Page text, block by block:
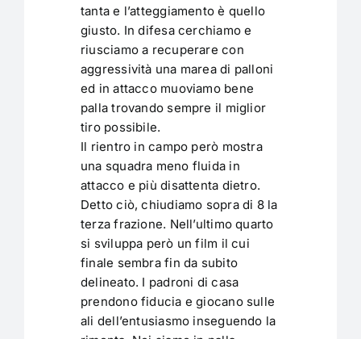
tanta e l’atteggiamento è quello
giusto. In difesa cerchiamo e
riusciamo a recuperare con
aggressività una marea di palloni
ed in attacco muoviamo bene
palla trovando sempre il miglior
tiro possibile.
Il rientro in campo però mostra
una squadra meno fluida in
attacco e più disattenta dietro.
Detto ciò, chiudiamo sopra di 8 la
terza frazione. Nell’ultimo quarto
si sviluppa però un film il cui
finale sembra fin da subito
delineato. I padroni di casa
prendono fiducia e giocano sulle
ali dell’entusiasmo inseguendo la